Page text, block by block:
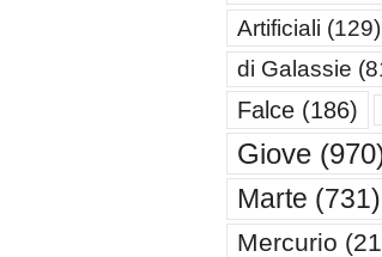
Artificiali (129)
di Galassie
Falce(186)
Giove
Marte (731)
Mercurio